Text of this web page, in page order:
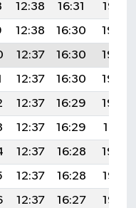
12:38 16:31
19:47
12:38 16:30
19:46
12:37 16:30
19:45
12:37 16:30
19:44
12:37 16:29
19:42
12:37 16:29
19:41
12:37 16:28
19:40
12:37 16:28
19:38
12:37 16:27
19:37